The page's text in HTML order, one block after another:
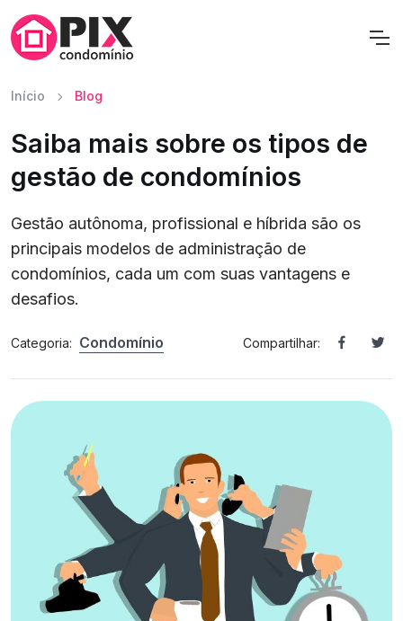
Início Blog
Saiba mais sobre os tipos de
gestão de condomínios
Gestão autônoma, profissional e híbrida são os
principais modelos de administração de
condomínios, cada um com suas vantagens e
desafios.
Categoria: Condomínio Compartilhar: